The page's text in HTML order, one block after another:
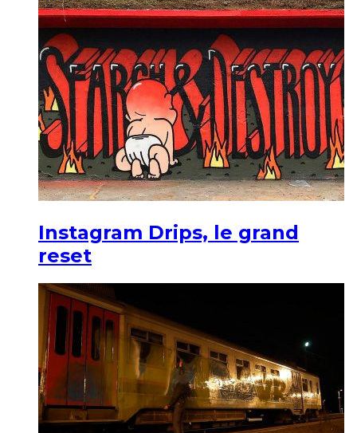
Instagram Drips, le grand
reset